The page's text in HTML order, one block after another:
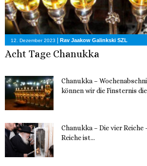
12. Dezember 2023 Rav Jaakow Galinkski SZL
Acht Tage Chanukka
Chanukka –
können wir die Finsternis
Chanukka – Die vier Reiche
Reiche ist...